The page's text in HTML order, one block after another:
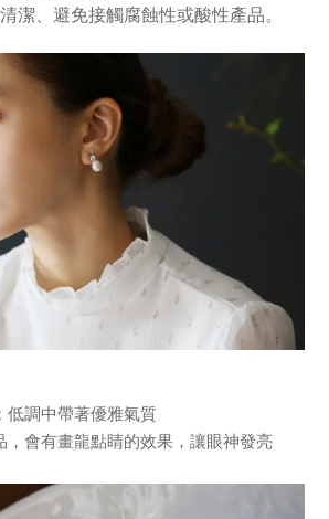
潔、避免接觸腐蝕性或酸性產品。
低調中帶著優雅氣質
，會有畫龍點睛的效果，讓眼神發亮